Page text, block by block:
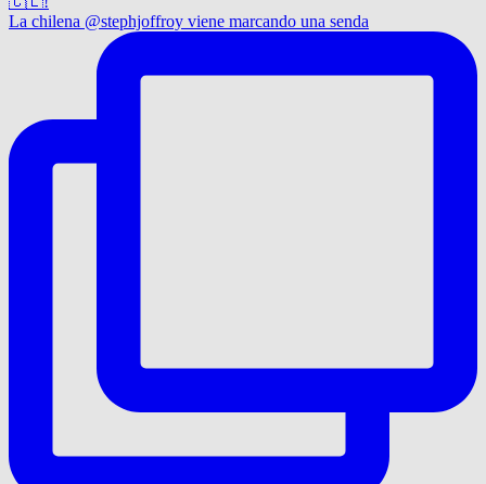
La chilena @stephjoffroy viene marcando una senda